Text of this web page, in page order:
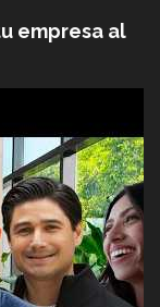
empresa al